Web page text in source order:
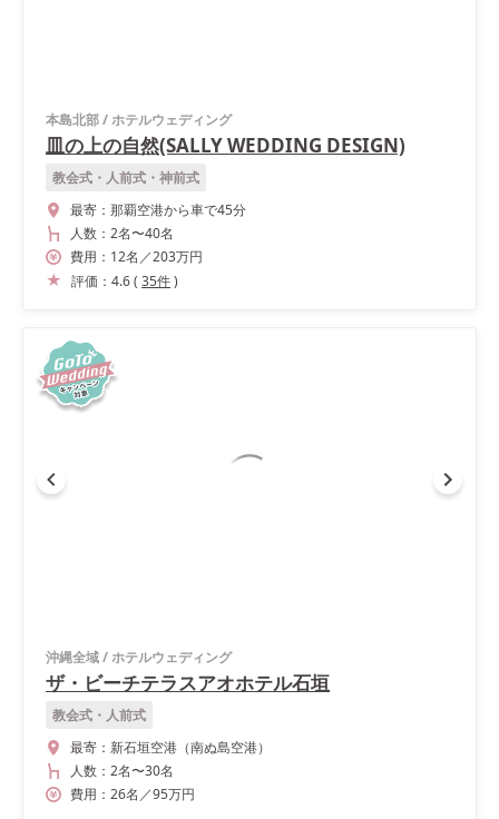
本島北部/ホテルウェディング
皿の上の自然(SALLY WEDDING DESIGN)
教会式・人前式・神前式
最寄： 那覇空港から車で45分
人数： 2名〜40名
費用： 12名 ／203万円
評価： 4.6( 35件)
沖縄全域/ホテルウェディング
ザ・ビーチテラスアオホテル石垣
教会式・人前式
最寄： 新石垣空港（南ぬ島空港）
人数： 2名〜30名
費用： 26名 ／95万円